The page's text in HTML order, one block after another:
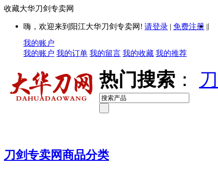
收藏大华刀剑专卖网
嗨，欢迎来到阳江大华刀剑专卖网! 请登录 | 免费注册 ||
我的账户
我的账户 我的订单 我的留言 我的收藏 我的推荐
热门搜索 ：
刀剑专卖网商品分类